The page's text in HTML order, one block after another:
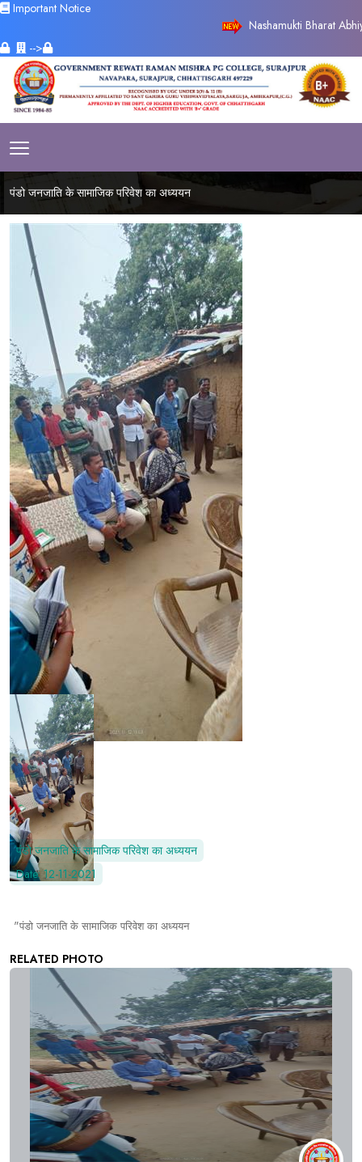
Important Notice
Nashamukti Bharat
-->
पंडो जनजाति के सामाजिक परिवेश का अध्ययन
पंडो जनजाति के सामाजिक परिवेश का अध्ययन
Date: 12-11-2021
"पंडो जनजाति के सामाजिक परिवेश का अध्ययन
RELATED PHOTO